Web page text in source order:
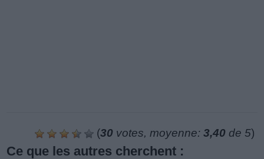
(30 votes, moyenne: 3,40 de 5)
Ce que les autres cherchent :